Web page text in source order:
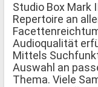
Studio Box Mark
Repertoire an
Audioqualität
Mittels
Auswahl an
Thema. Viele